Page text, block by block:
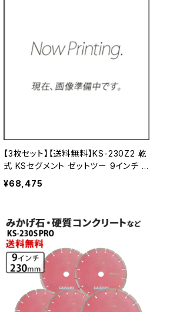
【3枚セット】【送料無料】KS-230Z2 乾
式 KSセグメント ゼットツー 9インチ 2
30mmコンクリート・ブロックなどの切
断 ダイヤモンドカッター 刃 ダイヤセグ
¥68,475